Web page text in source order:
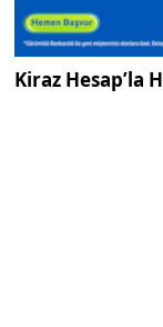
Kiraz Hesap’la